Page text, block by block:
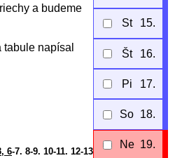
a budeme
napísal
6-7. 8-9. 10-11. 12-13
St 15.
Št 16.
Pi 17.
So 18.
Ne 19.